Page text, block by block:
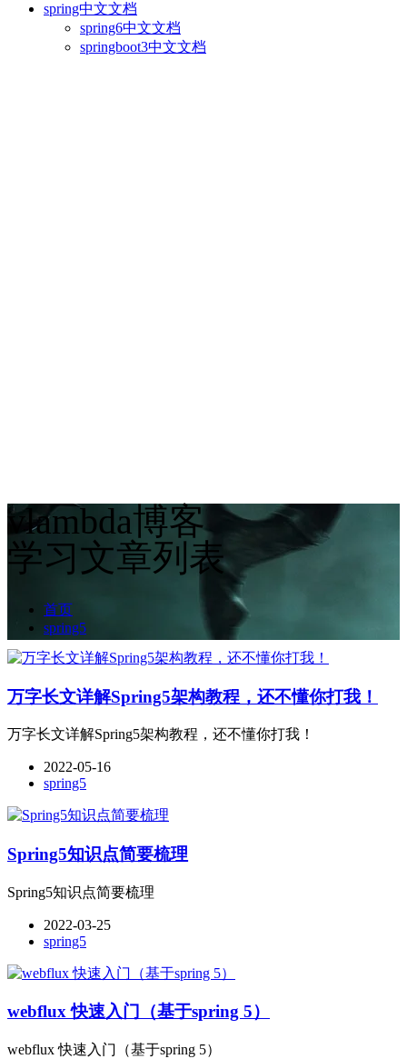
spring中文文档
spring6中文文档
springboot3中文文档
vlambda博客
学习文章列表
首页
spring5
万字长文详解Spring5架构教程，还不懂你打我！
万字长文详解Spring5架构教程，还不懂你打我！
2022-05-16
spring5
Spring5知识点简要梳理
Spring5知识点简要梳理
2022-03-25
spring5
webflux 快速入门（基于spring 5）
webflux 快速入门（基于spring 5）